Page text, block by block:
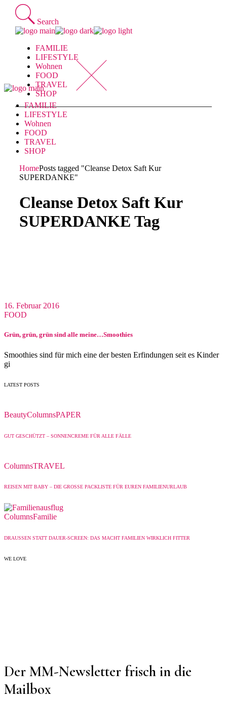
Skip
content
Search
FAMILIE
LIFESTYLE
Wohnen
FOOD
TRAVEL
SHOP
FAMILIE
LIFESTYLE
Wohnen
FOOD
TRAVEL
SHOP
HomePosts tagged "Cleanse Detox Saft Kur
SUPERDANKE"
Cleanse Detox Saft Kur
SUPERDANKE Tag
16. Februar 2016
FOOD
Grün, grün, grün sind alle meine…Smoothies
Smoothies sind für mich eine der besten Erfindungen seit es Kinder
gi
LATEST POSTS
BeautyColumnsPAPER
GUT GESCHÜTZT – SONNENCREME FÜR ALLE FÄLLE
ColumnsTRAVEL
REISEN MIT BABY – DIE GROSSE PACKLISTE FÜR EUREN FAMILIENURLAUB
ColumnsFamilie
DRAUSSEN STATT DAUER-SCREEN: DAS MACHT FAMILIEN WIRKLICH FITTER
WE LOVE
Der MM-Newsletter frisch in die
Mailbox